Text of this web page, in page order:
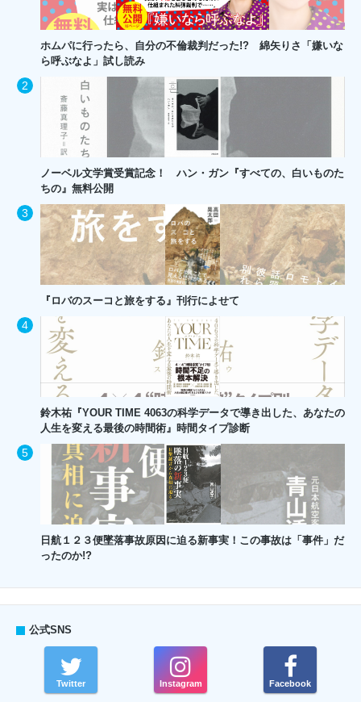
ホムパに行ったら、自分の不倫裁判だった!? 綿矢りさ「嫌いな
ら呼ぶなよ」試し読み
ノーベル文学賞受賞記念！ ハン・ガン『すべての、白いものた
ちの』無料公開
『ロバのスーコと旅をする』刊行によせて
鈴木祐『YOUR TIME 4063の科学データで導き出した、あなたの
人生を変える最後の時間術』時間タイプ診断
日航１２３便墜落事故原因に迫る新事実！この事故は「事件」だ
ったのか!?
公式SNS
Twitter Instagram Facebook